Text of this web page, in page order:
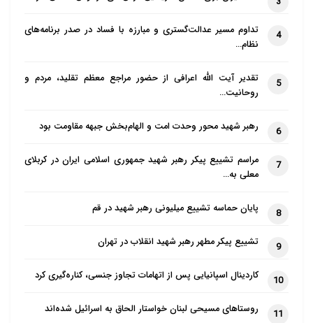
4
تداوم مسیر عدالت‌گستری و مبارزه با فساد در صدر برنامه‌های
نظام…
5
تقدیر آیت الله اعرافی از حضور مراجع معظم تقلید، مردم و
روحانیت…
6 رهبر شهید محور وحدت امت و الهام‌بخش جبهه مقاومت بود
7
مراسم تشییع پیکر رهبر شهید جمهوری اسلامی ایران در کربلای
معلی به…
8 پایان حماسه تشییع میلیونی رهبر شهید در قم
9 تشییع پیکر مطهر رهبر شهید انقلاب در تهران
10 کاردینال اسپانیایی پس از اتهامات تجاوز جنسی، کناره‌گیری کرد
11 روستاهای مسیحی لبنان خواستار الحاق به اسرائیل شده‌اند